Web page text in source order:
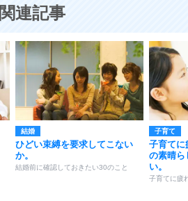
関連記事
結婚
ひどい束縛を要求してこない
か。
結婚前に確認しておきたい30のこと
子育て
子育てに
の素晴ら
い。
子育てに疲